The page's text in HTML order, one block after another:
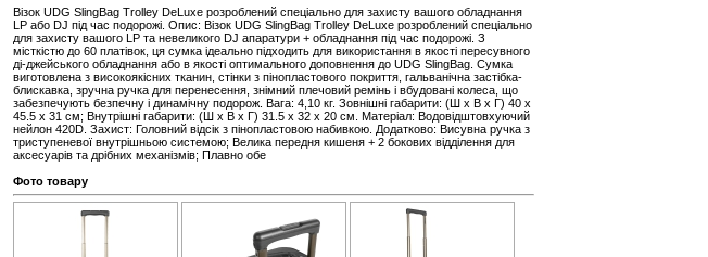
Візок UDG SlingBag Trolley DeLuxe розроблений спеціально для захисту вашого обладнання
LP або DJ під час подорожі. Опис: Візок UDG SlingBag Trolley DeLuxe розроблений спеціально
для захисту вашого LP та невеликого DJ апаратури + обладнання під час подорожі. З
місткістю до 60 платівок, ця сумка ідеально підходить для використання в якості пересувного
ді-джейського обладнання або в якості оптимального доповнення до UDG SlingBag. Сумка
виготовлена з високоякісних тканин, стінки з пінопластового покриття, гальванічна застібка-
блискавка, зручна ручка для перенесення, знімний плечовий ремінь і вбудовані колеса, що
забезпечують безпечну і динамічну подорож. Вага: 4,10 кг. Зовнішні габарити: (Ш х В х Г) 40 x
45.5 x 31 см; Внутрішні габарити: (Ш х В х Г) 31.5 x 32 x 20 см. Матеріал: Водовідштовхуючий
нейлон 420D. Захист: Головний відсік з пінопластовою набивкою. Додатково: Висувна ручка з
триступеневої внутрішньою системою; Велика передня кишеня + 2 бокових відділення для
аксесуарів та дрібних механізмів; Плавно обе
Фото товару